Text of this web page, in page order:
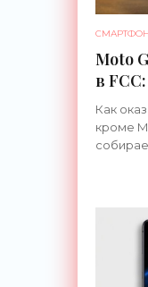
Moto
в
SoC
Как
кроме